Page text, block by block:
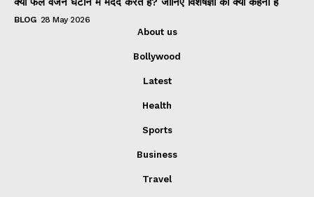
BLOG 28 May 2026
About us
Bollywood
Latest
Health
Sports
Business
Travel